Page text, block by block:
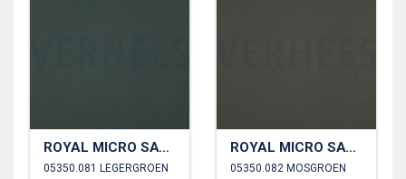
ROYAL MICRO SATIJN
05350.081 LEGERGROEN
ROYAL MICRO SATIJN
05350.082 MOSGROEN